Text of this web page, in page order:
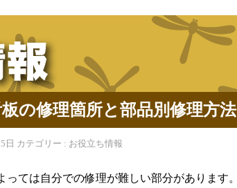
の修理箇所と部品別修理方法
日 カテゴリー : お役立ち情報
ては自分での修理が難しい部分があります。